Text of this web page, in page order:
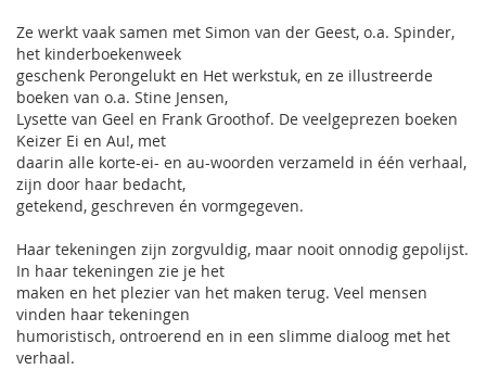
Ze werkt vaak samen met Simon van der Geest, o.a. Spinder,
het kinderboekenweek
geschenk Perongelukt en Het werkstuk, en ze illustreerde
boeken van o.a. Stine Jensen,
Lysette van Geel en Frank Groothof. De veelgeprezen boeken
Keizer Ei en Au!, met
daarin alle korte-ei- en au-woorden verzameld in één verhaal,
zijn door haar bedacht,
getekend, geschreven én vormgegeven.
Haar tekeningen zijn zorgvuldig, maar nooit onnodig gepolijst.
In haar tekeningen zie je het
maken en het plezier van het maken terug. Veel mensen
vinden haar tekeningen
humoristisch, ontroerend en in een slimme dialoog met het
verhaal.